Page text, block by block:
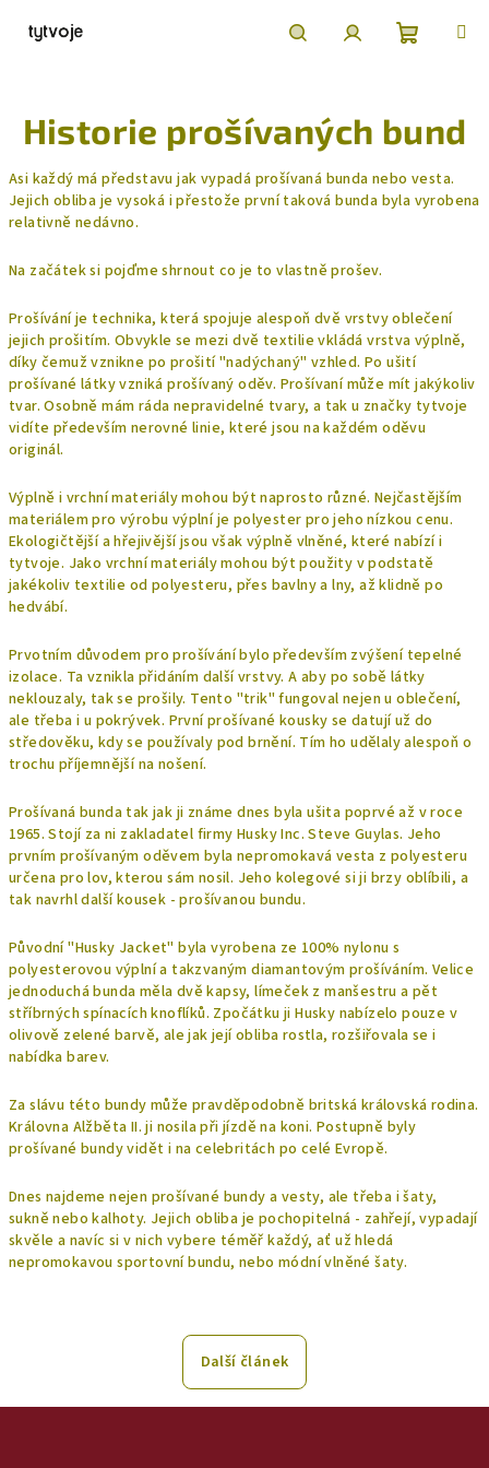
košík
Historie prošívaných bund
Asi každý má představu jak vypadá prošívaná bunda nebo vesta.
Jejich obliba je vysoká i přestože první taková bunda byla vyrobena
relativně nedávno.
Na začátek si pojďme shrnout co je to vlastně prošev.
Prošívání je technika, která spojuje alespoň dvě vrstvy oblečení
jejich prošitím. Obvykle se mezi dvě textilie vkládá vrstva výplně,
díky čemuž vznikne po prošití "nadýchaný" vzhled. Po ušití
prošívané látky vzniká prošívaný oděv. Prošívaní může mít jakýkoliv
tvar. Osobně mám ráda nepravidelné tvary, a tak u značky tytvoje
vidíte především nerovné linie, které jsou na každém oděvu
originál.
Výplně i vrchní materiály mohou být naprosto různé. Nejčastějším
materiálem pro výrobu výplní je polyester pro jeho nízkou cenu.
Ekologičtější a hřejivější jsou však výplně vlněné, které nabízí i
tytvoje. Jako vrchní materiály mohou být použity v podstatě
jakékoliv textilie od polyesteru, přes bavlny a lny, až klidně po
hedvábí.
Prvotním důvodem pro prošívání bylo především zvýšení tepelné
izolace. Ta vznikla přidáním další vrstvy. A aby po sobě látky
neklouzaly, tak se prošily. Tento "trik" fungoval nejen u oblečení,
ale třeba i u pokrývek. První prošívané kousky se datují už do
středověku, kdy se používaly pod brnění. Tím ho udělaly alespoň o
trochu příjemnější na nošení.
Prošívaná bunda tak jak ji známe dnes byla ušita poprvé až v roce
1965. Stojí za ni zakladatel firmy Husky Inc. Steve Guylas. Jeho
prvním prošívaným oděvem byla nepromokavá vesta z polyesteru
určena pro lov, kterou sám nosil. Jeho kolegové si ji brzy oblíbili, a
tak navrhl další kousek - prošívanou bundu.
Původní "Husky Jacket" byla vyrobena ze 100% nylonu s
polyesterovou výplní a takzvaným diamantovým prošíváním. Velice
jednoduchá bunda měla dvě kapsy, límeček z manšestru a pět
stříbrných spínacích knoflíků. Zpočátku ji Husky nabízelo pouze v
olivově zelené barvě, ale jak její obliba rostla, rozšiřovala se i
nabídka barev.
Za slávu této bundy může pravděpodobně britská královská rodina.
Královna Alžběta II. ji nosila při jízdě na koni. Postupně byly
prošívané bundy vidět i na celebritách po celé Evropě.
Dnes najdeme nejen prošívané bundy a vesty, ale třeba i šaty,
sukně nebo kalhoty. Jejich obliba je pochopitelná - zahřejí, vypadají
skvěle a navíc si v nich vybere téměř každý, ať už hledá
nepromokavou sportovní bundu, nebo módní vlněné šaty.
Další článek